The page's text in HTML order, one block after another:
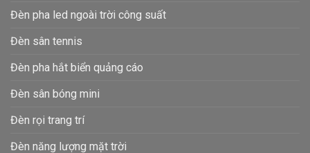
Đèn pha led ngoài trời công suất
Đèn sân tennis
Đèn pha hắt biển quảng cáo
Đèn sân bóng mini
Đèn rọi trang trí
Đèn năng lượng mặt trời